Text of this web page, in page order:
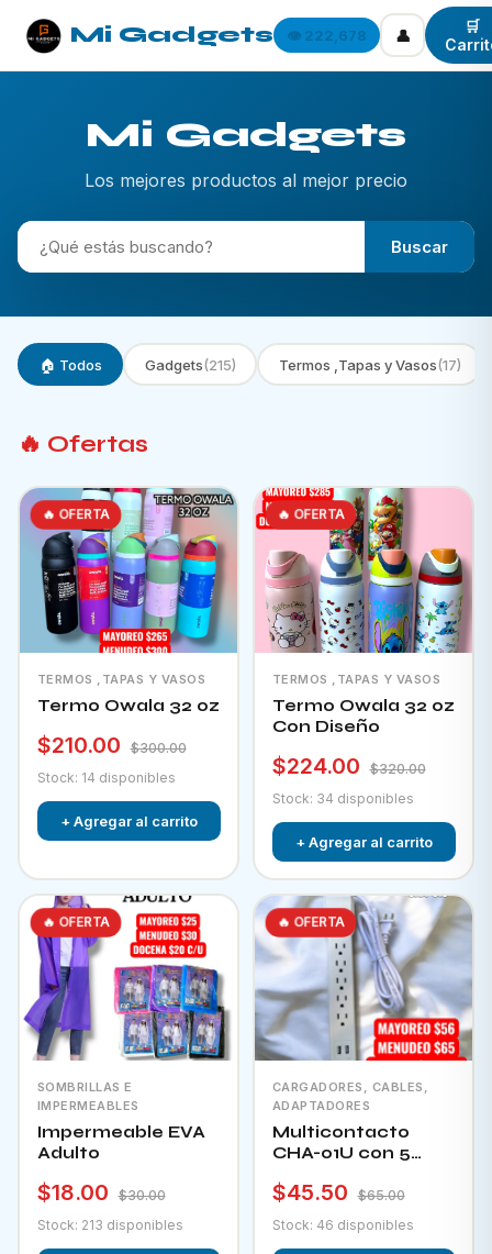
Mi Gadgets 👁️ 222,678 👤
🛒
Mi Gadgets
Los mejores productos al mejor precio
Buscar
🏠 Todos Gadgets(215) Termos ,Tapas y Vasos(17)
🔥 Ofertas
🔥 OFERTA
TERMOS ,TAPAS Y VASOS
Termo Owala 32 oz
$210.00
$300.00
Stock: 14 disponibles
+ Agregar al carrito
🔥 OFERTA
TERMOS ,TAPAS Y VASOS
Termo Owala 32 oz
Con Diseño
$224.00
$320.00
Stock: 34 disponibles
+ Agregar al carrito
🔥 OFERTA
SOMBRILLAS E
IMPERMEABLES
Impermeable EVA
Adulto
$18.00
$30.00
Stock: 213 disponibles
🔥 OFERTA
CARGADORES, CABLES,
ADAPTADORES
Multicontacto
CHA-01U con 5
puertos usb e
$45.50
$65.00
Stock: 46 disponibles